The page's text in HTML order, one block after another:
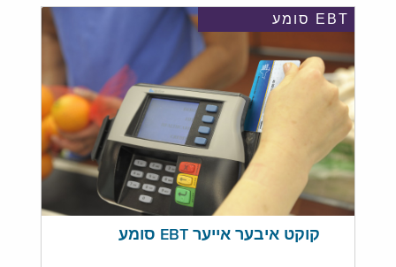
EBT סומע
קוקט איבער אייער EBT סומע